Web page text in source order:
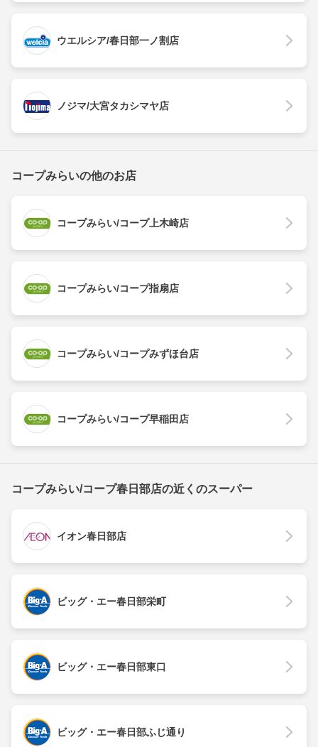
ウエルシア/春日部一ノ割店
ノジマ/大宮タカシマヤ店
コープみらいの他のお店
コープみらい/コープ上木崎店
コープみらい/コープ指扇店
コープみらい/コープみずほ台店
コープみらい/コープ早稲田店
コープみらい/コープ春日部店の近くのスーパー
イオン春日部店
ビッグ・エー春日部栄町
ビッグ・エー春日部東口
ビッグ・エー春日部ふじ通り